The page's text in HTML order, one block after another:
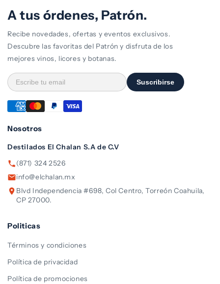
A tus órdenes, Patrón.
Recibe novedades, ofertas y eventos exclusivos.
Descubre las favoritas del Patrón y disfruta de los
mejores vinos, licores y botanas.
Suscribirse
Nosotros
Destilados El Chalan S.A de C.V
(871) 324 2526
info@elchalan.mx
Blvd Independencia #698, Col Centro, Torreón Coahuila,
CP 27000.
Politicas
Términos y condiciones
Política de privacidad
Política de promociones